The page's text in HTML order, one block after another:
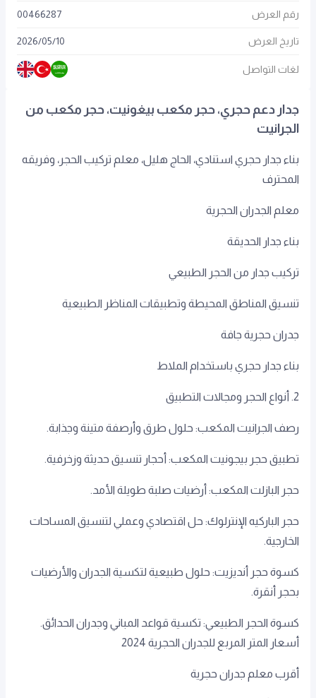
رقم العرض 00466287
تاريخ العرض 2026/05/10
لغات التواصل
جدار دعم حجري، حجر مكعب بيغونيت، حجر مكعب من
الجرانيت
بناء جدار حجري استنادي، الحاج هليل، معلم تركيب الحجر، وفريقه
المحترف
معلم الجدران الحجرية
بناء جدار الحديقة
تركيب جدار من الحجر الطبيعي
تنسيق المناطق المحيطة وتطبيقات المناظر الطبيعية
جدران حجرية جافة
بناء جدار حجري باستخدام الملاط
2. أنواع الحجر ومجالات التطبيق
رصف الجرانيت المكعب: حلول طرق وأرصفة متينة وجذابة.
تطبيق حجر بيجونيت المكعب: أحجار تنسيق حديثة وزخرفية.
حجر البازلت المكعب: أرضيات صلبة طويلة الأمد.
حجر الباركيه الإنترلوك: حل اقتصادي وعملي لتنسيق المساحات
الخارجية.
كسوة حجر أنديزيت: حلول طبيعية لتكسية الجدران والأرضيات
بحجر أنقرة.
كسوة الحجر الطبيعي: تكسية قواعد المباني وجدران الحدائق.
أسعار المتر المربع للجدران الحجرية 2024
أقرب معلم جدران حجرية